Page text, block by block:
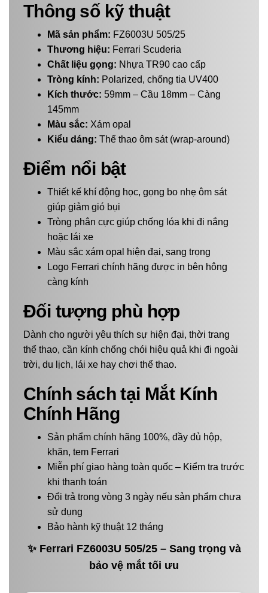
Thông số kỹ thuật
Mã sản phẩm: FZ6003U 505/25
Thương hiệu: Ferrari Scuderia
Chất liệu gọng: Nhựa TR90 cao cấp
Tròng kính: Polarized, chống tia UV400
Kích thước: 59mm – Cầu 18mm – Càng
145mm
Màu sắc: Xám opal
Kiểu dáng: Thể thao ôm sát (wrap-around)
Điểm nổi bật
Thiết kế khí động học, gọng bo nhẹ ôm sát
giúp giảm gió bụi
Tròng phân cực giúp chống lóa khi đi nắng
hoặc lái xe
Màu sắc xám opal hiện đại, sang trọng
Logo Ferrari chính hãng được in bên hông
càng kính
Đối tượng phù hợp
Dành cho người yêu thích sự hiện đại, thời trang
thể thao, cần kính chống chói hiệu quả khi đi ngoài
trời, du lịch, lái xe hay chơi thể thao.
Chính sách tại Mắt Kính
Chính Hãng
Sản phẩm chính hãng 100%, đầy đủ hộp,
khăn, tem Ferrari
Miễn phí giao hàng toàn quốc – Kiểm tra trước
khi thanh toán
Đổi trả trong vòng 3 ngày nếu sản phẩm chưa
sử dụng
Bảo hành kỹ thuật 12 tháng
✨ Ferrari FZ6003U 505/25 – Sang trọng và
bảo vệ mắt tối ưu